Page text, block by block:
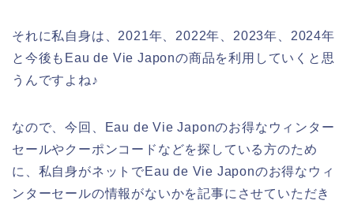
それに私自身は、2021年、2022年、2023年、2024年
と今後もEau de Vie Japonの商品を利用していくと思
うんですよね♪
なので、今回、Eau de Vie Japonのお得なウィンター
セールやクーポンコードなどを探している方のため
に、私自身がネットでEau de Vie Japonのお得なウィ
ンターセールの情報がないかを記事にさせていただき